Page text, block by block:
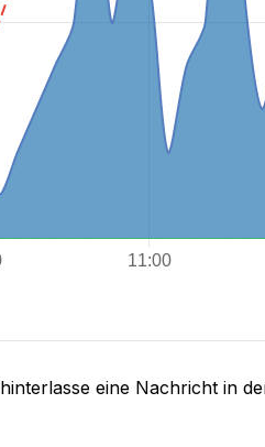
hinterlasse eine Nachricht in